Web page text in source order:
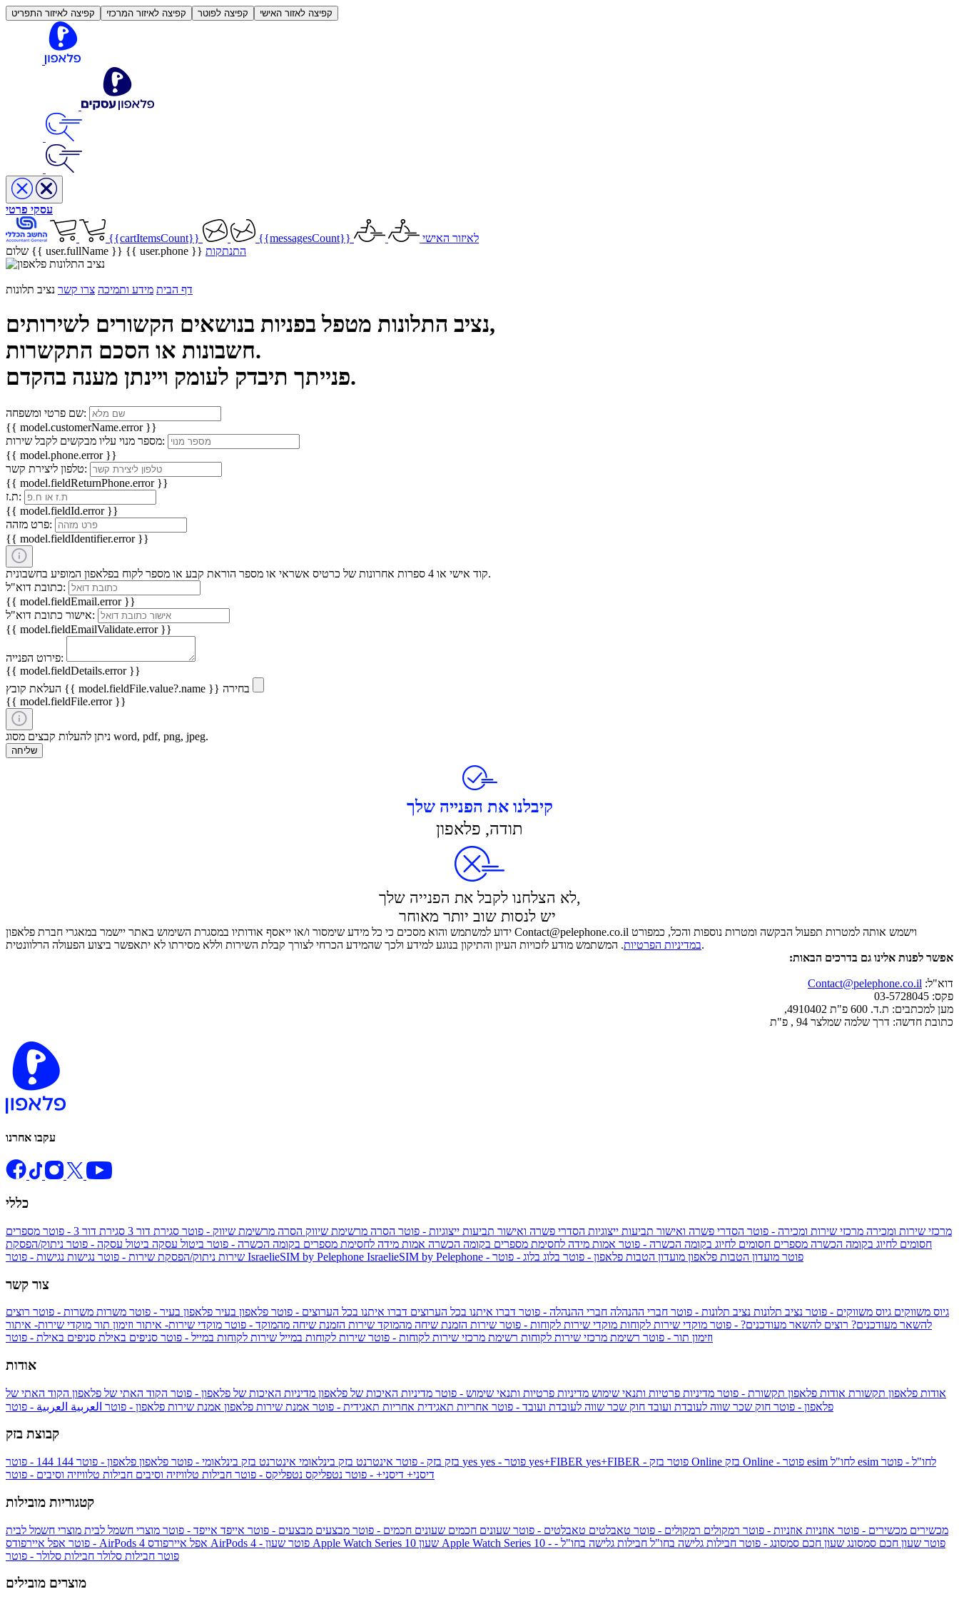
קפיצה לאיזור התפריט קפיצה לאיזור המרכזי קפיצה לפוטר קפיצה לאזור האישי
עסקי פרטי
{{cartItemsCount}} {{messagesCount}}
לאיזור האישי
שלום {{ user.fullName }} {{ user.phone }} התנתקות
דף הבית מידע ותמיכה צרו קשר נציב תלונות
נציב התלונות מטפל בפניות בנושאים הקשורים לשירותים,
חשבונות או הסכם התקשרות.
פנייתך תיבדק לעומק ויינתן מענה בהקדם.
שם פרטי ומשפחה:
{{ model.customerName.error }}
מספר מנוי עליו מבקשים לקבל שירות:
{{ model.phone.error }}
טלפון ליצירת קשר:
{{ model.fieldReturnPhone.error }}
ת.ז:
{{ model.fieldId.error }}
פרט מזהה:
{{ model.fieldIdentifier.error }}
קוד אישי או 4 ספרות אחרונות של כרטיס אשראי או מספר הוראת קבע או מספר לקוח בפלאפון המופיע בחשבונית.
כתובת דוא"ל:
{{ model.fieldEmail.error }}
אישור כתובת דוא"ל:
{{ model.fieldEmailValidate.error }}
פירוט הפנייה:
{{ model.fieldDetails.error }}
{{ model.fieldFile.value?.name }}
{{ model.fieldFile.error }}
ניתן להעלות קבצים מסוג word, pdf, png, jpeg.
שליחה
קיבלנו את הפנייה שלך
תודה, פלאפון
לא הצלחנו לקבל את הפנייה שלך,
ידוע למשתמש והוא מסכים כי כל מידע שימסור ו/או ייאסף אודותיו במסגרת השימוש באתר יישמר במאגרי חברת פלאפון Contact@pelephone.co.il וישמש אותה למטרות תפעול הבקשה ומטרות נוספות והכל, כמפורט
במדיניות הפרטיות. המשתמש מודע לזכויות העיון והתיקון בנוגע למידע ולכך שהמידע הכרחי לצורך קבלת השירות וללא מסירתו לא יתאפשר ביצוע הפעולה הרלוונטית.
אפשר לפנות אלינו גם בדרכים הבאות:
דוא"ל: Contact@pelephone.co.il
פקס: 03-5728045
מען למכתבים: ת.ד. 600 פ"ת 4910402,
כתובת חדשה: דרך שלמה שמלצר 94 , פ"ת
עקבו אחרנו
כללי
מרכזי שירות ומכירה מרכזי שירות ומכירה - פוטר הסדרי פשרה ואישור תביעות ייצוגיות הסדרי פשרה ואישור תביעות ייצוגיות - פוטר הסרה מרשימת שיווק הסרה מרשימת שיווק - פוטר סגירת דור 3 סגירת דור 3 - פוטר
מספרים
חסומים לחיוג בקומה הכשרה מספרים חסומים לחיוג בקומה הכשרה - פוטר אמות מידה לחסימת מספרים בקומה הכשרה אמות מידה לחסימת מספרים בקומה הכשרה - פוטר ביטול עסקה ביטול עסקה - פוטר ניתוק/הפסקת
שירות ניתוק/הפסקת שירות - פוטר נגישות IsraelieSIM by Pelephone IsraelieSIM by Pelephone - פוטר מועדון הטבות פלאפון מועדון הטבות פלאפון - פוטר בלוג בלוג - פוטר
צור קשר
גיוס משווקים גיוס משווקים - פוטר נציב תלונות נציב תלונות - פוטר חברי ההנהלה חברי ההנהלה - פוטר דברו איתנו בכל הערוצים דברו איתנו בכל הערוצים - פוטר פלאפון בעיר פלאפון בעיר - פוטר משרות משרות - פוטר רוצים
להשאר מעודכנים? רוצים להשאר מעודכנים? - פוטר מוקדי שירות לקוחות מוקדי שירות לקוחות - פוטר שירות הזמנת שיחה מהמוקד שירות הזמנת שיחה מהמוקד - פוטר מוקדי שירות- איתור וזימון תור מוקדי שירות- איתור
וזימון תור - פוטר רשימת מרכזי שירות לקוחות רשימת מרכזי שירות לקוחות - פוטר שירות לקוחות במייל שירות לקוחות במייל - פוטר סניפים באילת סניפים באילת - פוטר
אודות
אודות פלאפון תקשורת אודות פלאפון תקשורת - פוטר מדיניות פרטיות ותנאי שימוש מדיניות פרטיות ותנאי שימוש - פוטר מדיניות האיכות של פלאפון מדיניות האיכות של פלאפון - פוטר הקוד האתי של פלאפון הקוד האתי של
פלאפון - פוטר חוק שכר שווה לעובדת ועובד חוק שכר שווה לעובדת ועובד - פוטר אחריות תאגידית אחריות תאגידית - פוטר אמנת שירות פלאפון אמנת שירות פלאפון - פוטר العربية العربية - פוטר
קבוצת בזק
בזק בזק - פוטר אינטרנט בזק בינלאומי אינטרנט בזק בינלאומי - פוטר פלאפון פלאפון - פוטר 144 yes yes+FIBER yes+FIBER - פוטר בזק Online
esim לחו"ל - פוטר
דיסני+ דיסני+ - פוטר נטפליקס נטפליקס - פוטר חבילות טלוויזיה וסיבים חבילות טלוויזיה וסיבים - פוטר
קטגוריות מובילות
מכשירים מכשירים - פוטר אוזניות אוזניות - פוטר רמקולים רמקולים - פוטר טאבלטים טאבלטים - פוטר שעונים חכמים שעונים חכמים - פוטר מבצעים מבצעים - פוטר אייפד אייפד - פוטר מוצרי חשמל לבית מוצרי חשמל לבית
- פוטר אפל איירפודס AirPods 4 אפל איירפודס AirPods 4 - פוטר שעון Apple Watch Series 10 שעון Apple Watch Series 10 - פוטר שעון חכם סמסונג שעון חכם סמסונג - פוטר חבילות גלישה בחו"ל חבילות גלישה בחו"ל -
פוטר חבילות סלולר חבילות סלולר - פוטר
מוצרים מובילים